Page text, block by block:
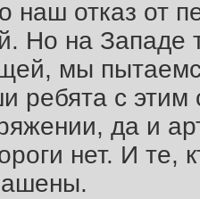
наш отказ от
Но на Западе
мы
ребята с
да и
нет. И те,